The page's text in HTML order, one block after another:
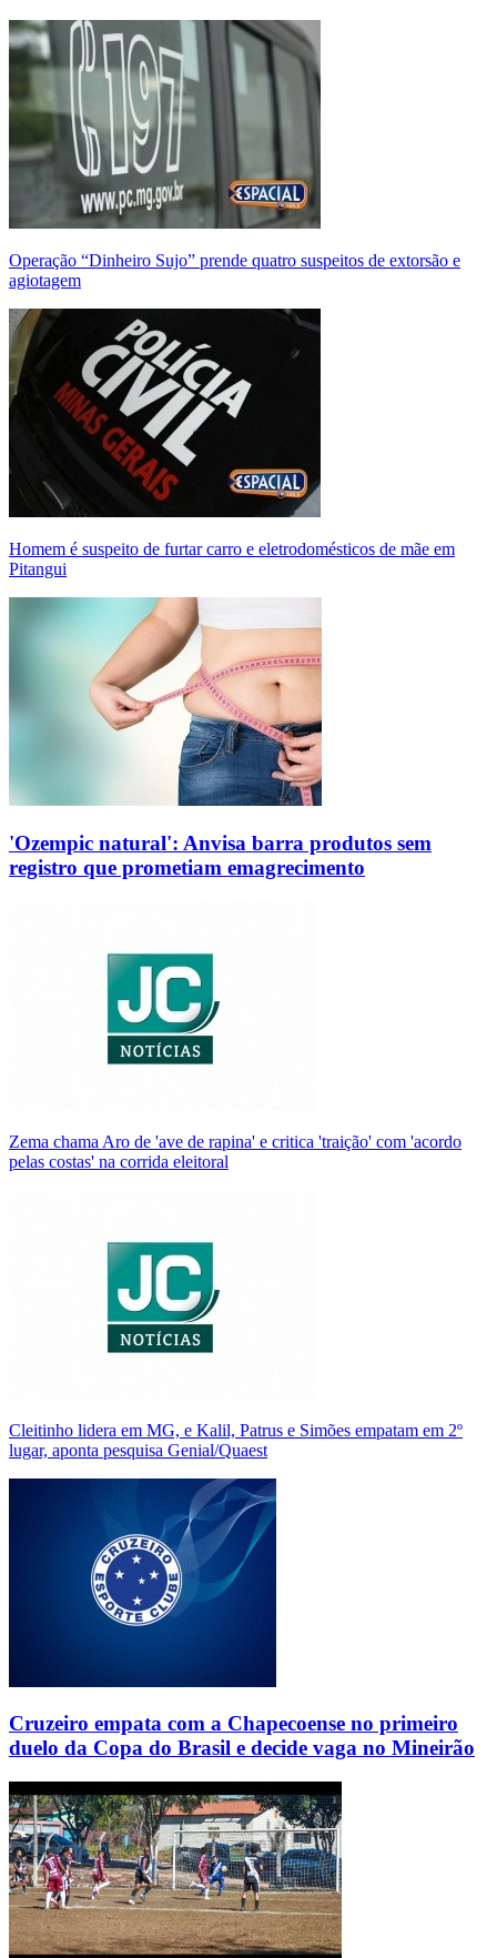
Operação “Dinheiro Sujo” prende quatro suspeitos de extorsão e
agiotagem
Homem é suspeito de furtar carro e eletrodomésticos de mãe em
Pitangui
'Ozempic natural': Anvisa barra produtos sem
registro que prometiam emagrecimento
Zema chama Aro de 'ave de rapina' e critica 'traição' com 'acordo
pelas costas' na corrida eleitoral
Cleitinho lidera em MG, e Kalil, Patrus e Simões empatam em 2º
lugar, aponta pesquisa Genial/Quaest
Cruzeiro empata com a Chapecoense no primeiro
duelo da Copa do Brasil e decide vaga no Mineirão